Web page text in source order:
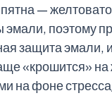
—
поэтому
защита эмали,
«крошится» на
на фоне